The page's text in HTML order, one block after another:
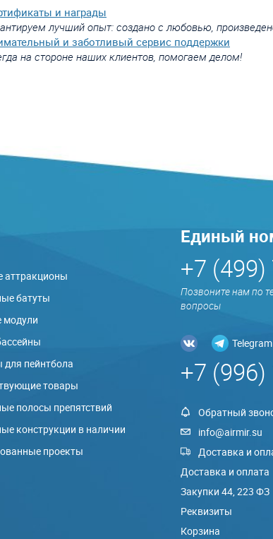
и награды
лучший опыт: создано с любовью,
и заботливый сервис поддержки
на стороне наших клиентов, помогаем делом!
аттракционы
батуты
модули
для пейнтбола
товары
полосы препятствий
конструкции в наличии
проекты
Единый
+7 (499)
Позвоните нам по
вопросы
Telegram
+7 (996)
Обратный
info@airmir.su
Доставка и
Доставка и оплата
Закупки 44, 223 ФЗ
Реквизиты
Корзина